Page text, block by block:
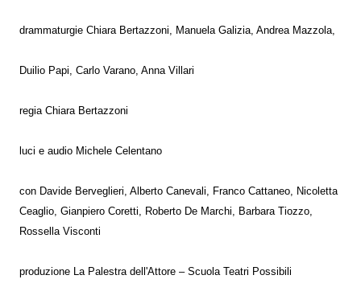
drammaturgie Chiara Bertazzoni, Manuela Galizia, Andrea Mazzola,
Duilio Papi, Carlo Varano, Anna Villari
regia Chiara Bertazzoni
luci e audio Michele Celentano
con Davide Berveglieri, Alberto Canevali, Franco Cattaneo, Nicoletta
Ceaglio, Gianpiero Coretti, Roberto De Marchi, Barbara Tiozzo,
Rossella Visconti
produzione La Palestra dell'Attore – Scuola Teatri Possibili